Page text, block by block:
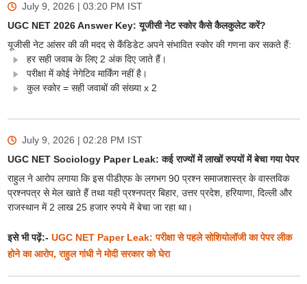
July 9, 2026 | 03:20 PM IST
UGC NET 2026 Answer Key: यूजीसी नेट स्कोर कैसे कैलकुलेट करें?
यूजीसी नेट आंसर की की मदद से कैंडिडेट अपने संभावित स्कोर की गणना कर सकते हैं:
हर सही जवाब के लिए 2 अंक दिए जाते हैं।
परीक्षा में कोई नेगेटिव मार्किंग नहीं है।
कुल स्कोर = सही जवाबों की संख्या x 2
July 9, 2026 | 02:28 PM IST
UGC NET Sociology Paper Leak: कई राज्यों में लाखों रुपयों में बेचा गया पेपर
राहुल ने आरोप लगाया कि इस पीडीएफ के लगभग 90 प्रश्न समाजशास्त्र के वास्तविक
प्रश्नपत्र से मेल खाते हैं तथा यही प्रश्नपत्र बिहार, उत्तर प्रदेश, हरियाणा, दिल्ली और
राजस्थान में 2 लाख 25 हजार रुपये में बेचा जा रहा था।
इसे भी पढ़ें:- UGC NET Paper Leak: परीक्षा से पहले सोशियोलॉजी का पेपर लीक
होने का आरोप, राहुल गांधी ने मोदी सरकार को घेरा